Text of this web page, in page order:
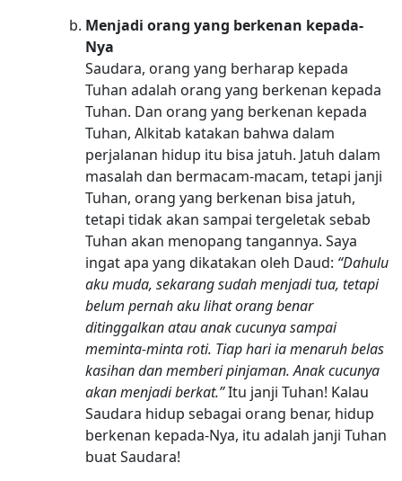
Menjadi orang yang berkenan kepada-
Nya
Saudara, orang yang berharap kepada
Tuhan adalah orang yang berkenan kepada
Tuhan. Dan orang yang berkenan kepada
Tuhan, Alkitab katakan bahwa dalam
perjalanan hidup itu bisa jatuh. Jatuh dalam
masalah dan bermacam-macam, tetapi janji
Tuhan, orang yang berkenan bisa jatuh,
tetapi tidak akan sampai tergeletak sebab
Tuhan akan menopang tangannya. Saya
ingat apa yang dikatakan oleh Daud: “Dahulu
aku muda, sekarang sudah menjadi tua, tetapi
belum pernah aku lihat orang benar
ditinggalkan atau anak cucunya sampai
meminta-minta roti. Tiap hari ia menaruh belas
kasihan dan memberi pinjaman. Anak cucunya
akan menjadi berkat.”Itu janji Tuhan! Kalau
Saudara hidup sebagai orang benar, hidup
berkenan kepada-Nya, itu adalah janji Tuhan
buat Saudara!